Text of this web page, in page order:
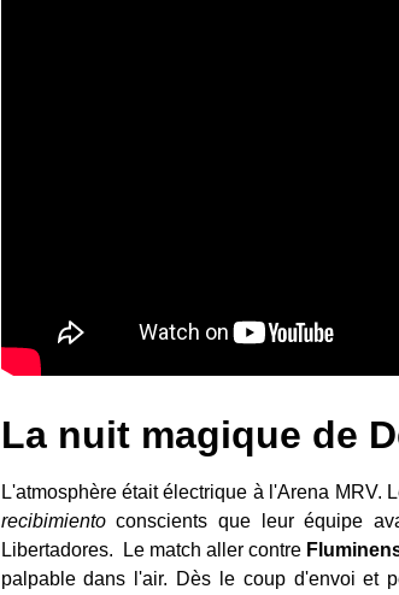
La nuit magique de
L'atmosphère était électrique à l'Arena MRV.
recibimientoconscients que leur équipe
Libertadores.
Le match aller contre
palpable dans l'air. Dès le coup d'envoi et